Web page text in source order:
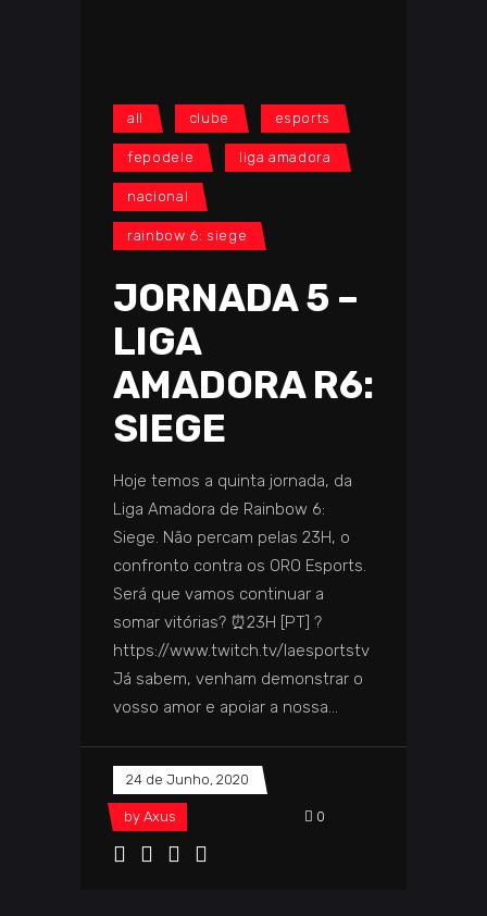
all clube esports
fepodele liga amadora
nacional
rainbow 6: siege
JORNADA 5 –
LIGA
AMADORA R6:
SIEGE
Hoje temos a quinta jornada, da
Liga Amadora de Rainbow 6:
Siege. Não percam pelas 23H, o
confronto contra os ORO Esports.
Será que vamos continuar a
somar vitórias? ⏰23H [PT] ?
https://www.twitch.tv/laesportstv
Já sabem, venham demonstrar o
vosso amor e apoiar a nossa
24 de Junho, 2020
by Axus 0